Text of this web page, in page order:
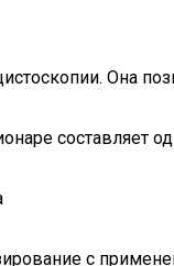
Она
составляет
с